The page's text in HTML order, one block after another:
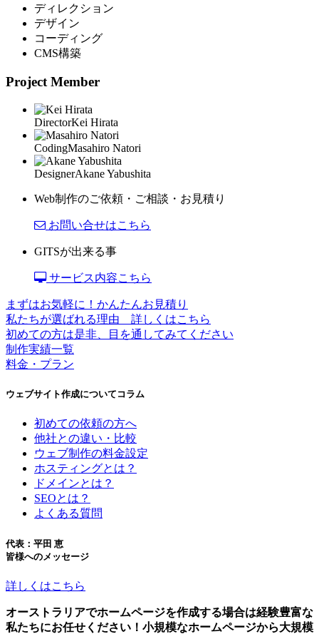
ディレクション
デザイン
コーディング
CMS構築
Project Member
DirectorKei Hirata
CodingMasahiro Natori
DesignerAkane Yabushita
Web制作のご依頼・ご相談・お見積り
お問い合せはこちら
GITSが出来る事
サービス内容こちら
まずはお気軽に！かんたんお見積り
私たちが選ばれる理由 詳しくはこちら
初めての方は是非、目を通してみてください
制作実績一覧
料金・プラン
ウェブサイト作成についてコラム
初めての依頼の方へ
他社との違い・比較
ウェブ制作の料金設定
ホスティングとは？
ドメインとは？
SEOとは？
よくある質問
代表：平田 恵
皆様へのメッセージ
詳しくはこちら
オーストラリアでホームページを作成する場合は経験豊富な
私たちにお任せください！小規模なホームページから大規模